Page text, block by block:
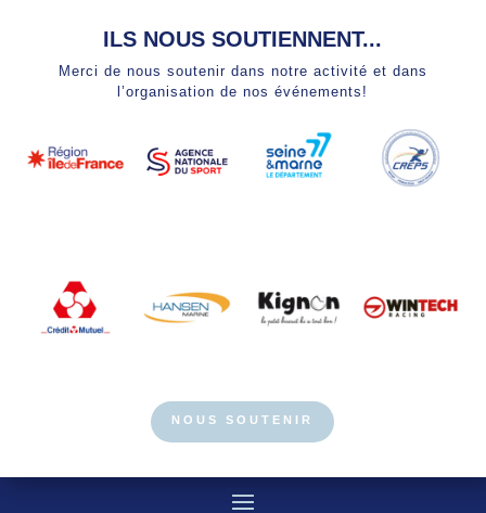
ILS NOUS SOUTIENNENT...
Merci de nous soutenir dans notre activité et dans
l’organisation de nos événements!
NOUS SOUTENIR